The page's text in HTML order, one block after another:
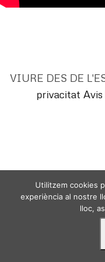
VIURE DES DE
privacitat Avis
Utilitzem cookies
experiència al nostre
lloc,